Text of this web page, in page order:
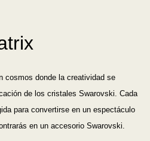
cosmos donde la creatividad se
de los cristales Swarovski. Cada
para convertirse en un espectáculo
en un accesorio Swarovski.